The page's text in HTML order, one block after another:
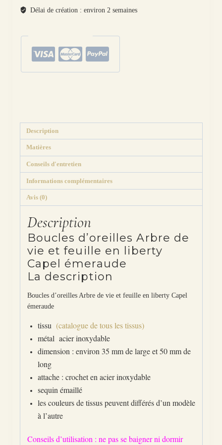
d'oreilles
feuille
en
Délai de création : environ 2 semaines
Description
Matières
Conseils d'entretien
Informations complémentaires
Avis (0)
Description
Boucles d’oreilles Arbre de
vie et feuille en liberty
Capel émeraude
La description
Boucles d’oreilles Arbre de vie et feuille en liberty Capel
émeraude
tissu (catalogue de tous les tissus)
métal acier inoxydable
dimension : environ 35 mm de large et 50 mm de
long
attache : crochet en acier inoxydable
sequin émaillé
les couleurs de tissus peuvent différés d’un modèle
à l’autre
Conseils d’utilisation : ne pas se baigner ni dormir